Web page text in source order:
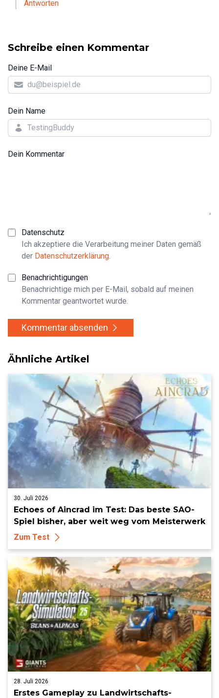
Antworten
Schreibe einen Kommentar
Deine E-Mail
Dein Name
Dein Kommentar
Datenschutz
Ich akzeptiere die Verarbeitung meiner Daten gemäß
der Datenschutzerklärung.
Benachrichtigungen
Benachrichtige mich per E-Mail, sobald auf meinen
Kommentar geantwortet wurde.
Kommentar absenden
Ähnliche Artikel
30. Juli 2026
Echoes of Aincrad im Test: Das beste SAO-
Spiel bisher, aber weit weg vom Meisterwerk
Zum Test
28. Juli 2026
Erstes Gameplay zu Landwirtschafts-